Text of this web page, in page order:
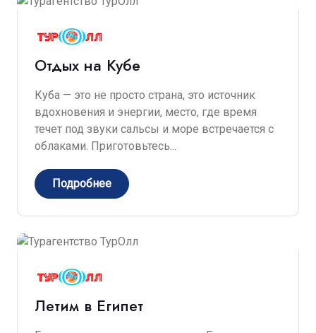
Отдых на Кубе
Куба — это не просто страна, это источник
вдохновения и энергии, место, где время
течет под звуки сальсы и море встречается с
облаками. Приготовьтесь...
Подробнее
Летим в Египет